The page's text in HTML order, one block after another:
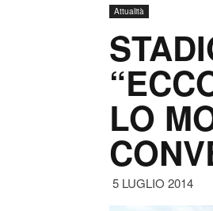
Attualità
LO
5 LUGLIO 2014